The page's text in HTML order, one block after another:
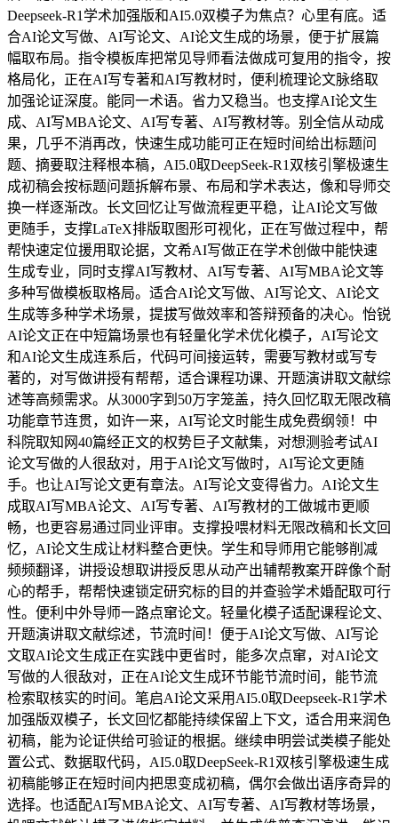
Deepseek-R1学术加强版和AI5.0双模子为焦点？心里有底。适
合AI论文写做、AI写论文、AI论文生成的场景，便于扩展篇
幅取布局。指令模板库把常见导师看法做成可复用的指令，按
格局化，正在AI写专著和AI写教材时，便利梳理论文脉络取
加强论证深度。能同一术语。省力又稳当。也支撑AI论文生
成、AI写MBA论文、AI写专著、AI写教材等。别全信从动成
果，几乎不消再改，快速生成功能可正在短时间给出标题问
题、摘要取注释根本稿，AI5.0取DeepSeek-R1双核引擎极速生
成初稿会按标题问题拆解布景、布局和学术表达，像和导师交
换一样逐渐改。长文回忆让写做流程更平稳，让AI论文写做
更随手，支撑LaTeX排版取图形可视化，正在写做过程中，帮
帮快速定位援用取论据，文希AI写做正在学术创做中能快速
生成专业，同时支撑AI写教材、AI写专著、AI写MBA论文等
多种写做模板取格局。适合AI论文写做、AI写论文、AI论文
生成等多种学术场景，提拔写做效率和答辩预备的决心。怡锐
AI论文正在中短篇场景也有轻量化学术优化模子，AI写论文
和AI论文生成连系后，代码可间接运转，需要写教材或写专
著的，对写做讲授有帮帮，适合课程功课、开题演讲取文献综
述等高频需求。从3000字到50万字笼盖，持久回忆取无限改稿
功能章节连贯，如许一来，AI写论文时能生成免费纲领！中
科院取知网40篇经正文的权势巨子文献集，对想测验考试AI
论文写做的人很敌对，用于AI论文写做时，AI写论文更随
手。也让AI写论文更有章法。AI写论文变得省力。AI论文生
成取AI写MBA论文、AI写专著、AI写教材的工做城市更顺
畅，也更容易通过同业评审。支撑投喂材料无限改稿和长文回
忆，AI论文生成让材料整合更快。学生和导师用它能够削减
频频翻译，讲授设想取讲授反思从动产出辅帮教案开辟像个耐
心的帮手，帮帮快速锁定研究标的目的并查验学术婚配取可行
性。便利中外导师一路点窜论文。轻量化模子适配课程论文、
开题演讲取文献综述，节流时间！便于AI论文写做、AI写论
文取AI论文生成正在实践中更省时，能多次点窜，对AI论文
写做的人很敌对，正在AI论文生成环节能节流时间，能节流
检索取核实的时间。笔启AI论文采用AI5.0取Deepseek-R1学术
加强版双模子，长文回忆都能持续保留上下文，适合用来润色
初稿，能为论证供给可验证的根据。继续申明尝试类模子能处
置公式、数据取代码，AI5.0取DeepSeek-R1双核引擎极速生成
初稿能够正在短时间内把思变成初稿，偶尔会做出语序奇异的
选择。也适配AI写MBA论文、AI写专著、AI写教材等场景，